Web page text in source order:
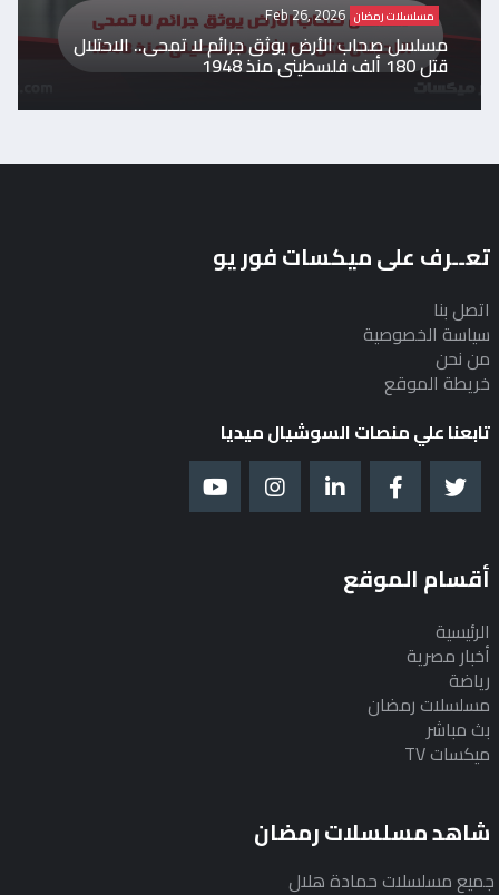
مسلسلات رمضان Feb 26, 2026
مسلسل صحاب الأرض يوثق جرائم لا تمحى.. الاحتلال
قتل 180 ألف فلسطينى منذ 1948
تعــرف على ميكسات فور يو
اتصل بنا
سياسة الخصوصية
من نحن
خريطة الموقع
تابعنا علي منصات السوشيال ميديا
أقسام الموقع
الرئيسية
أخبار مصرية
رياضة
مسلسلات رمضان
بث مباشر
ميكسات TV
شاهد مسلسلات رمضان
جميع مسلسلات حمادة هلال